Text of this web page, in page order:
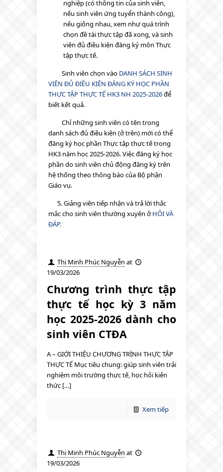
nghiệp (có thông tin của sinh viên,
nếu sinh viên ứng tuyển thành công),
nếu giống nhau, xem như quá trình
chọn đề tài thực tập đã xong, và sinh
viên đủ điều kiện đăng ký môn Thực
tập thực tế.
Sinh viên chọn vào DANH SÁCH SINH
VIÊN ĐỦ ĐIỀU KIỆN ĐĂNG KÝ HỌC PHẦN
THỰC TẬP THỰC TẾ HK3 NH 2025-2026để
biết kết quả.
Chỉ những sinh viên có tên trong
danh sách đủ điều kiện (ở trên) mới có thể
đăng ký học phần Thực tập thực tế trong
HK3 năm học 2025-2026. Việc đăng ký học
phần do sinh viên chủ động đăng ký trên
hệ thống theo thông báo của Bộ phận
Giáo vụ.
5. Giảng viên tiếp nhận và trả lời thắc
mắc cho sinh viên thường xuyên ởHỎI VÀ
ĐÁP.
Thị Minh Phúc Nguyễn at
19/03/2026
Chương trình thực tập
thực tế học kỳ 3 năm
học 2025-2026 dành cho
sinh viên CTĐA
A – GIỚI THIỆU CHƯƠNG TRÌNH THỰC TẬP
THỰC TẾ Mục tiêu chung: giúp sinh viên trải
nghiệm môi trường thực tế, học hỏi kiến
thức […]
Xem tiếp
Thị Minh Phúc Nguyễn at
19/03/2026